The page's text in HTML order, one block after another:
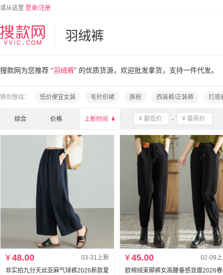
请从这里 登录/注册
羽绒裤
搜款网为您推荐 “羽绒裤” 的优质货源，欢迎批发拿货，支持一件代发。
猜你想找： 低价便宜女装 毛针织裙 旗袍 西装裤/正装裤 打底
综合 价格 上新时间 
03-31上新
¥48.00
非实拍九分天丝亚麻气球裤2026新款夏
02-09
¥45.00
欧棉绒束脚裤女高腰垂感显瘦2026